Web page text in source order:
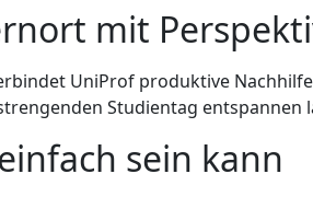
mit
UniProf produktive
Studientag entspannen
sein kann